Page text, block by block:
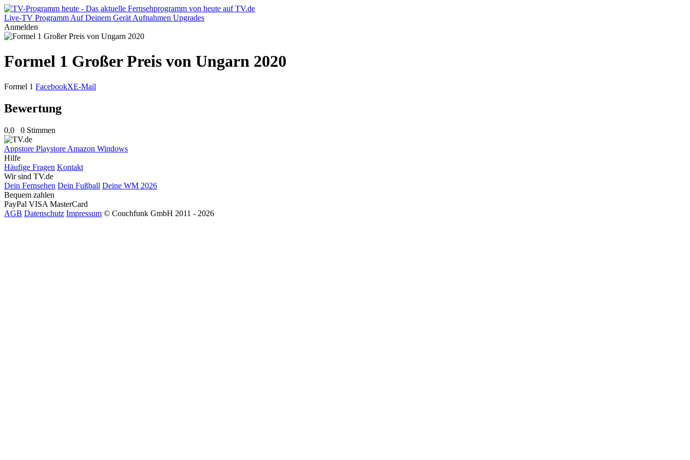
Live-TV Programm Auf Deinem Gerät Aufnahmen Upgrades
Anmelden
Formel 1 Großer Preis von Ungarn 2020
Formel 1 FacebookXE-Mail
Bewertung
0,0 0 Stimmen
Appstore Playstore Amazon Windows
Hilfe
Häufige Fragen Kontakt
Wir sind TV.de
Dein Fernsehen Dein Fußball Deine WM 2026
Bequem zahlen
PayPal VISA MasterCard
AGB Datenschutz Impressum © Couchfunk GmbH 2011 - 2026